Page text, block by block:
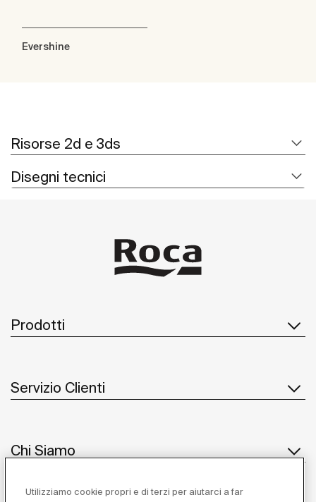
Evershine
Risorse 2d e 3ds
Disegni tecnici
Prodotti
Servizio Clienti
Chi Siamo
Utilizziamo cookie propri e di terzi per aiutarci a far